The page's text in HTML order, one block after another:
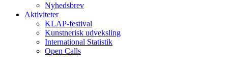
Nyhedsbrev
Aktiviteter
KLAP-festival
Kunstnerisk udveksling
International Statistik
Open Calls